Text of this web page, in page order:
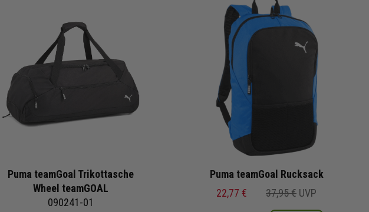
Puma teamGoal Trikottasche
Wheel teamGOAL
090241-01
Puma teamGoal Rucksack
22,77 €
37,95 € UVP